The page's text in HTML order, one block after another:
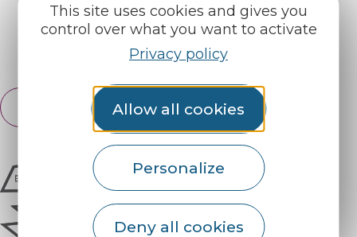
This site uses cookies and gives you
control over what you want to activate
Privacy policy
Allow all cookies
Personalize
Deny all cookies
Find us on :
Espace pro Partners
English
Français